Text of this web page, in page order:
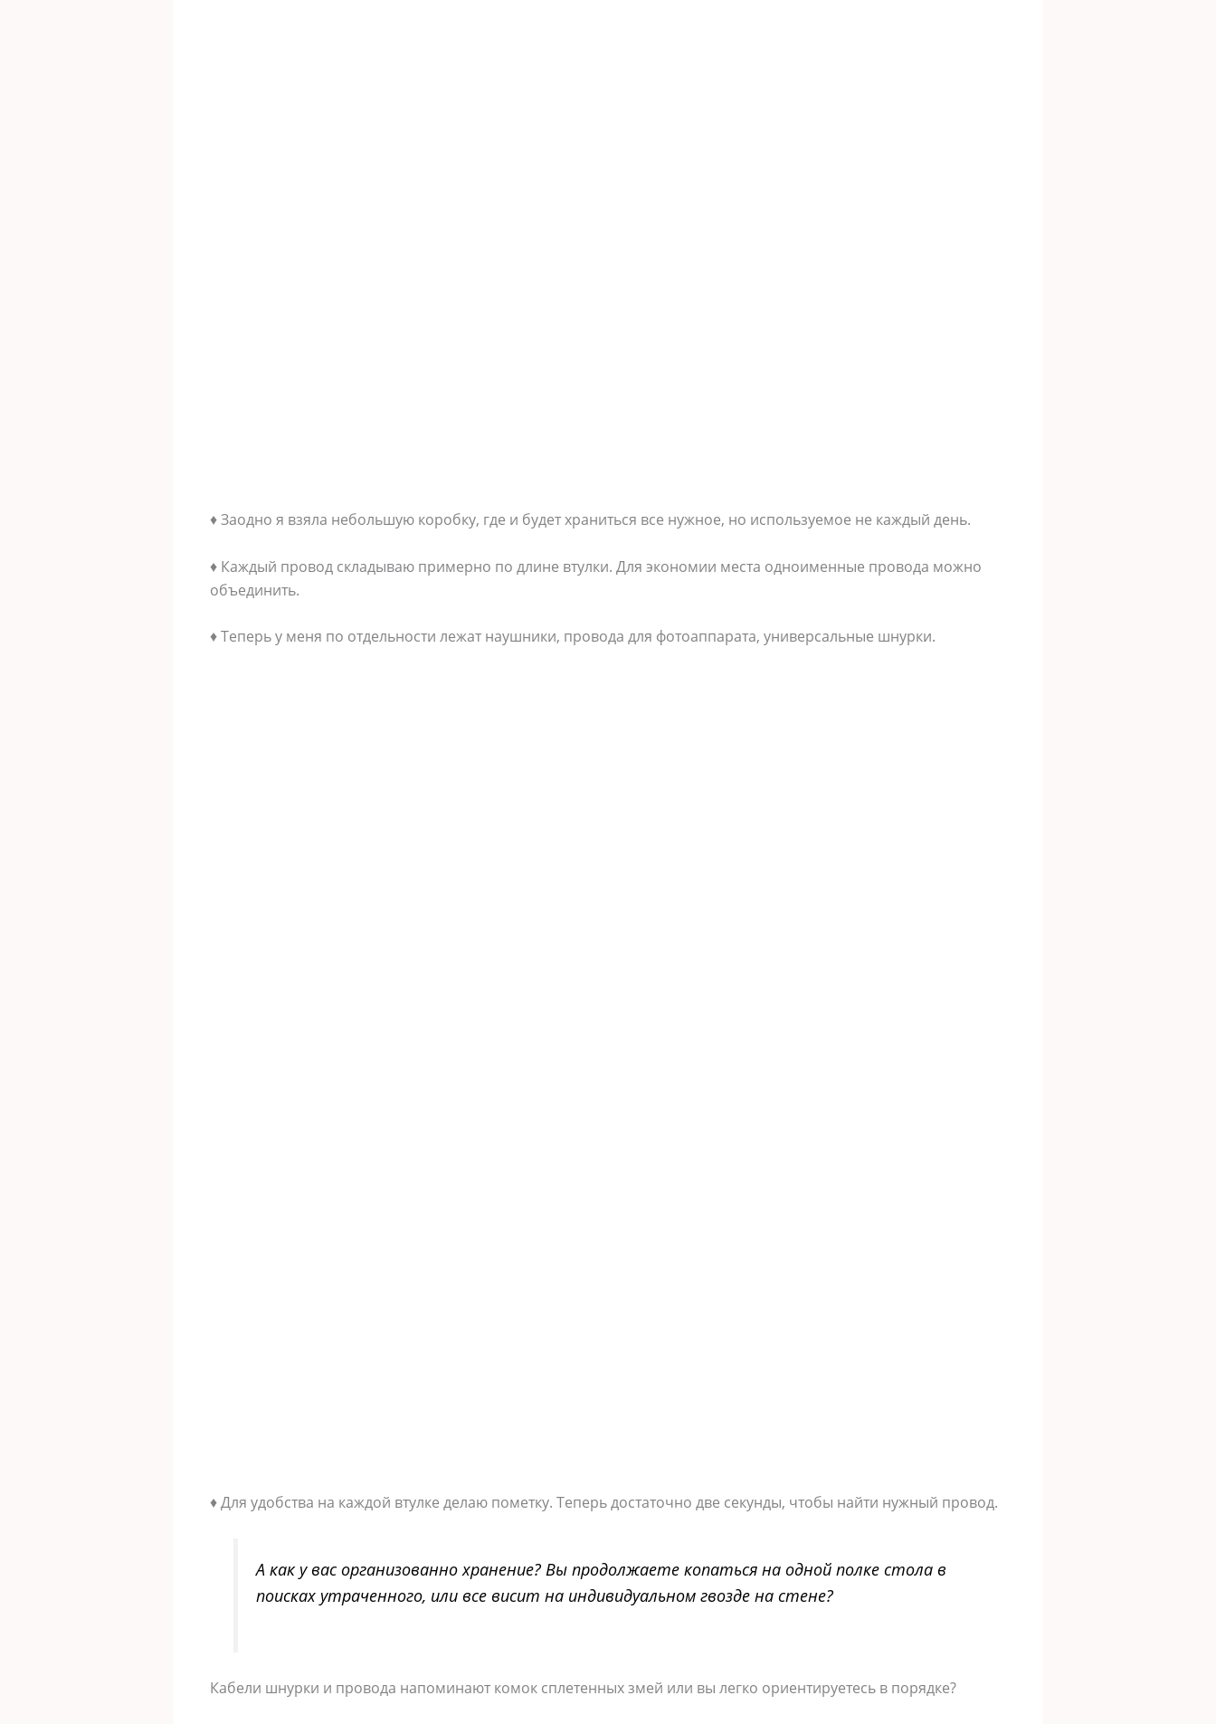
♦ Заодно я взяла небольшую коробку, где и будет храниться все нужное, но используемое не каждый день.
♦ Каждый провод складываю примерно по длине втулки. Для экономии места одноименные провода можно
объединить.
♦ Теперь у меня по отдельности лежат наушники, провода для фотоаппарата, универсальные шнурки.
♦ Для удобства на каждой втулке делаю пометку. Теперь достаточно две секунды, чтобы найти нужный провод.
А как у вас организованно хранение? Вы продолжаете копаться на одной полке стола в
поисках утраченного, или все висит на индивидуальном гвозде на стене?
Кабели шнурки и провода напоминают комок сплетенных змей или вы легко ориентируетесь в порядке?